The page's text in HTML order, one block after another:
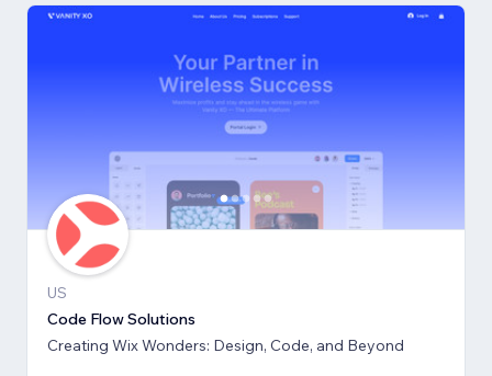
US
Code Flow Solutions
Creating Wix Wonders: Design, Code, and Beyond